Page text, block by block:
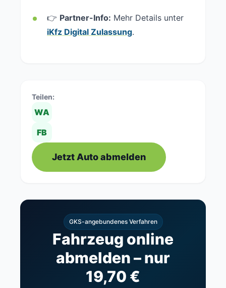
👉 Partner-Info: Mehr Details unter
iKfz Digital Zulassung.
Teilen:
WA
FB
Jetzt Auto abmelden
GKS-angebundenes Verfahren
Fahrzeug online
abmelden – nur
19,70 €